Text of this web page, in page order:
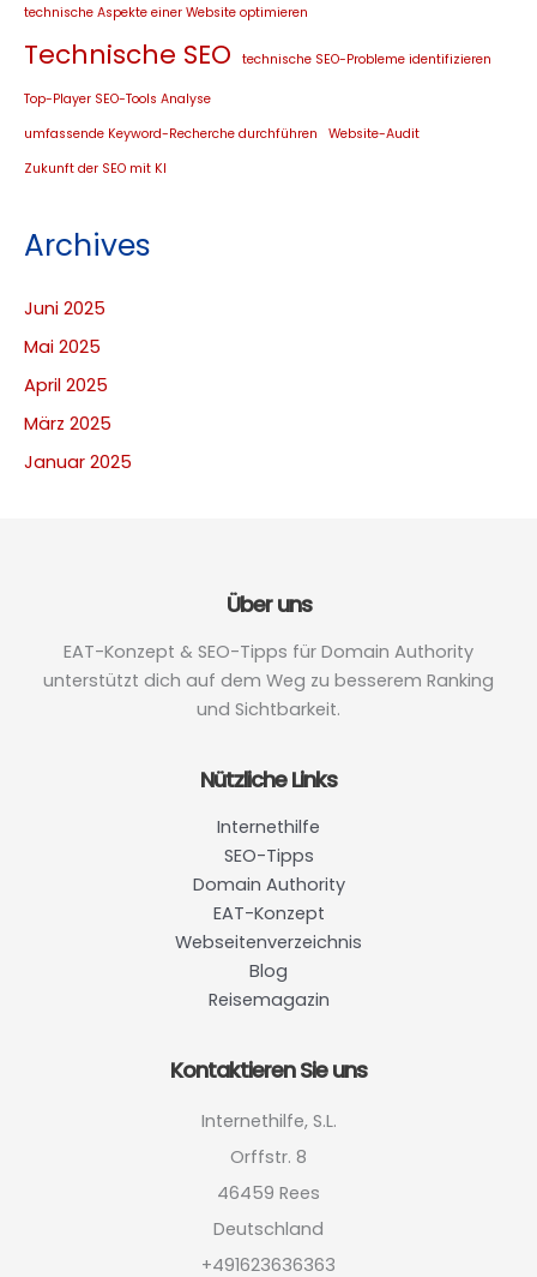
technische Aspekte einer Website optimieren
Technische SEO technische SEO-Probleme identifizieren
Top-Player SEO-Tools Analyse
umfassende Keyword-Recherche durchführen
Website-Audit
Zukunft der SEO mit KI
Archives
Juni 2025
Mai 2025
April 2025
März 2025
Januar 2025
Über uns
EAT-Konzept & SEO-Tipps für Domain Authority
unterstützt dich auf dem Weg zu besserem Ranking
und Sichtbarkeit.
Nützliche Links
Internethilfe
SEO-Tipps
Domain Authority
EAT-Konzept
Webseitenverzeichnis
Blog
Reisemagazin
Kontaktieren Sie uns
Internethilfe, S.L.
Orffstr. 8
46459 Rees
Deutschland
+491623636363